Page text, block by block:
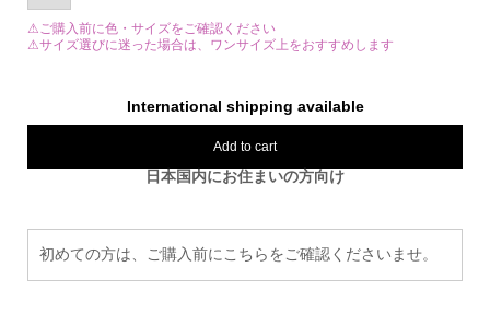
⚠ご購入前に色・サイズをご確認ください
⚠サイズ選びに迷った場合は、ワンサイズ上をおすすめします
International shipping available
Add to cart
日本国内にお住まいの方向け
初めての方は、ご購入前にこちらをご確認くださいませ。